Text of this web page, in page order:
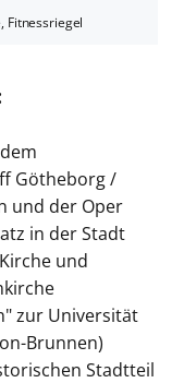
Fitnessriegel
Götheborg /
und der Oper
in der Stadt
und
zur Universität
Brunnen)
Stadtteil